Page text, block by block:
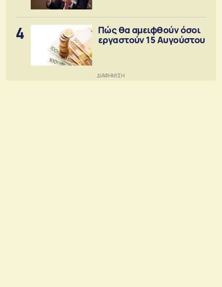
4
Πώς θα αμειφθούν όσοι
εργαστούν 15 Αυγούστου